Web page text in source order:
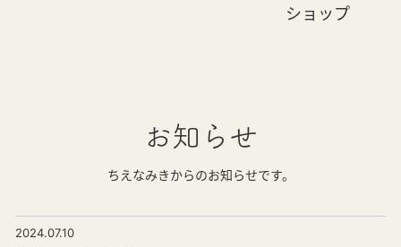
ショップ
お知らせ
ちえなみきからのお知らせです。
2024.07.10